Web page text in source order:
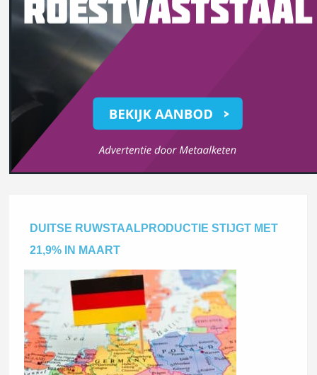
DUITSE RUWSTAALPRODUCTIE STIJGT MET
21,9% IN MAART